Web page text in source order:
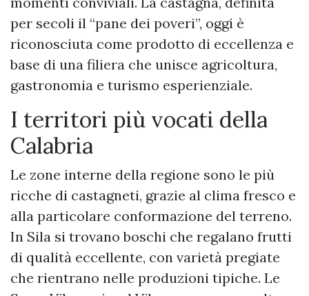
per secoli il “pane dei poveri”, oggi è
riconosciuta come prodotto di eccellenza e
base di una filiera che unisce agricoltura,
gastronomia e turismo esperienziale.
I territori più vocati della
Calabria
Le zone interne della regione sono le più
ricche di castagneti, grazie al clima fresco e
alla particolare conformazione del terreno.
In Sila si trovano boschi che regalano frutti
di qualità eccellente, con varietà pregiate
che rientrano nelle produzioni tipiche. Le